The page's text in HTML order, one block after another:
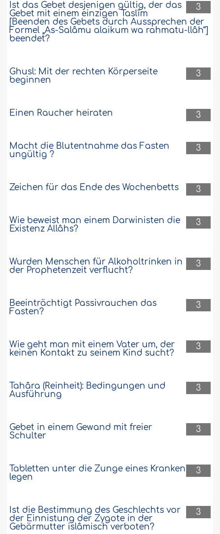
3
Ist das Gebet desjenigen gültig, der das
Gebet mit einem einzigen Taslîm
[Beenden des Gebets durch Aussprechen der
Formel „As-Salâmu alaikum wa rahmatu-llâh“]
beendet?
3
Ghusl: Mit der rechten Körperseite
beginnen
3
Einen Raucher heiraten
3
Macht die Blutentnahme das Fasten
ungültig ?
3
Zeichen für das Ende des Wochenbetts
3
Wie beweist man einem Darwinisten die
Existenz Allâhs?
3
Wurden Menschen für Alkoholtrinken in
der Prophetenzeit verflucht?
3
Beeinträchtigt Passivrauchen das
Fasten?
3
Wie geht man mit einem Vater um, der
keinen Kontakt zu seinem Kind sucht?
3
Tahâra (Reinheit): Bedingungen und
Ausführung
3
Gebet in einem Gewand mit freier
Schulter
3
Tabletten unter die Zunge eines Kranken
legen
3
Ist die Bestimmung des Geschlechts vor
der Einnistung der Zygote in der
Gebärmutter islâmisch verboten?